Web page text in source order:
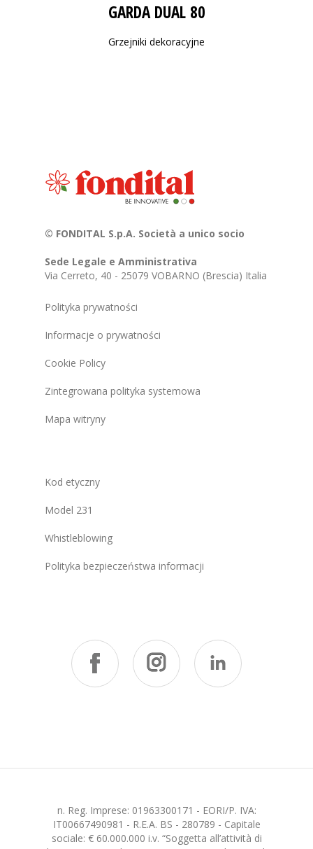
GARDA DUAL 80
Grzejniki dekoracyjne
© FONDITAL S.p.A. Società a unico socio
Sede Legale e Amministrativa
Via Cerreto, 40 - 25079 VOBARNO (Brescia) Italia
Polityka prywatności
Informacje o prywatności
Cookie Policy
Zintegrowana polityka systemowa
Mapa witryny
Kod etyczny
Model 231
Whistleblowing
Polityka bezpieczeństwa informacji
n. Reg. Imprese: 01963300171 - EORI/P. IVA:
IT00667490981 - R.E.A. BS - 280789 - Capitale
sociale: € 60.000.000 i.v. “Soggetta all’attività di